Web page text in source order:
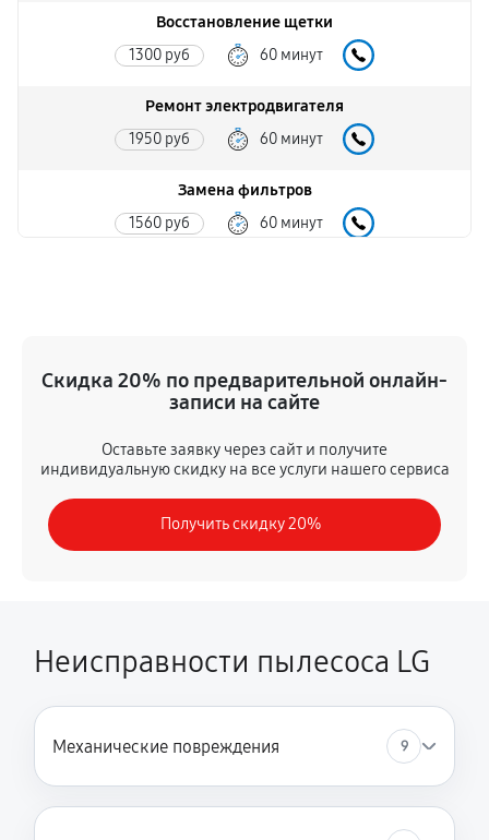
Восстановление щетки
1300 руб 60 минут
Ремонт электродвигателя
1950 руб 60 минут
Замена фильтров
1560 руб 60 минут
1820 руб 60 минут
Ремонт гидросистемы
2080 руб 60 минут
Замена кнопок управления
кнопок)
1950 руб 60 минут
Скидка 20% по предварительной онлайн-
записи на сайте
Оставьте заявку через сайт и получите
индивидуальную скидку на все услуги нашего сервиса
Получить скидку 20%
Неисправности пылесоса LG
Механические повреждения 9